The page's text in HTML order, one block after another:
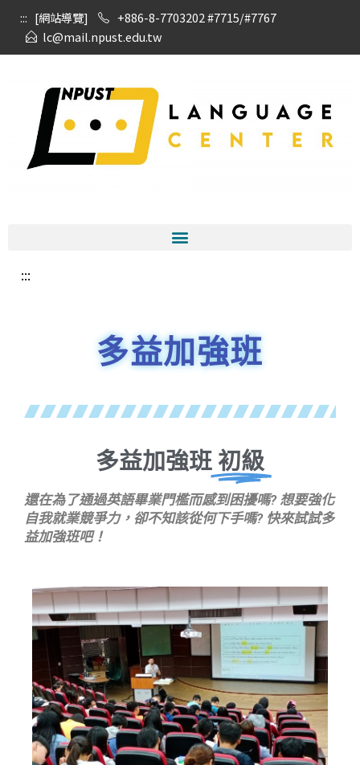
::: [網站導覽]
+886-8-7703202 #7715/#7767
lc@mail.npust.edu.tw
:::
多益加強班
多益加強班 初級
還在為了通過英語畢業門檻而感到困擾嗎? 想要強化
自我就業競爭力，卻不知該從何下手嗎? 快來試試多
益加強班吧！